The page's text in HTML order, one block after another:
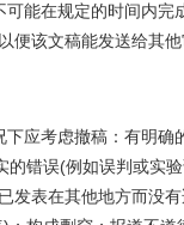
可能在规定的时间内完
便该文稿能发送给其他
下应考虑撤稿：有明确
的错误(例如误判或实
发表在其他地方而没有